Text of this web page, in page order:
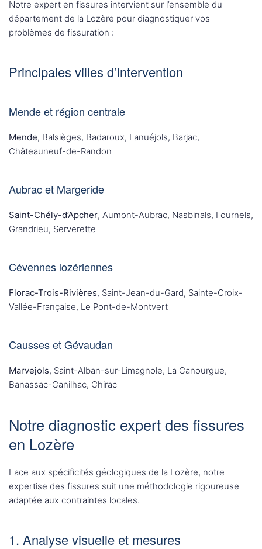
Notre expert en fissures intervient sur l’ensemble du
département de la Lozère pour diagnostiquer vos
problèmes de fissuration :
Principales villes d’intervention
Mende et région centrale
Mende, Balsièges, Badaroux, Lanuéjols, Barjac,
Châteauneuf-de-Randon
Aubrac et Margeride
Saint-Chély-d’Apcher, Aumont-Aubrac, Nasbinals, Fournels,
Grandrieu, Serverette
Cévennes lozériennes
Florac-Trois-Rivières, Saint-Jean-du-Gard, Sainte-Croix-
Vallée-Française, Le Pont-de-Montvert
Causses et Gévaudan
Marvejols, Saint-Alban-sur-Limagnole, La Canourgue,
Banassac-Canilhac, Chirac
Notre diagnostic expert des fissures
en Lozère
Face aux spécificités géologiques de la Lozère, notre
expertise des fissures suit une méthodologie rigoureuse
adaptée aux contraintes locales.
1. Analyse visuelle et mesures